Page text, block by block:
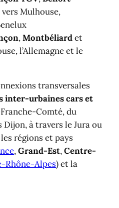
vers Mulhouse,
,Montbéliardet
l’Allemagne et le
transversales
inter-urbainescars et
Comté, du
Dijon, à travers le Jura ou
régions et pays
,Grand-Est,Centre-
Rhône-Alpes) et la